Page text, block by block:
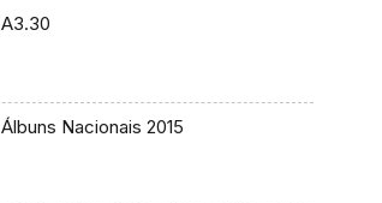
A3.30
Álbuns Nacionais 2015